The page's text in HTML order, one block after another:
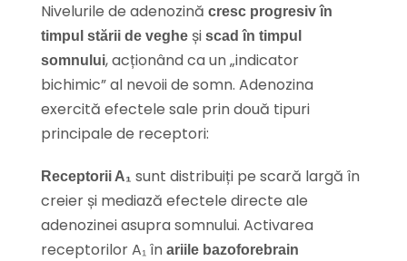
Nivelurile de adenozină cresc progresiv în
timpul stării de veghe și scad în timpul
somnului, acționând ca un „indicator
bichimic” al nevoii de somn. Adenozina
exercită efectele sale prin două tipuri
principale de receptori:
Receptorii A₁ sunt distribuiți pe scară largă în
creier și mediază efectele directe ale
adenozinei asupra somnului. Activarea
receptorilor A₁ în ariile bazoforebrain